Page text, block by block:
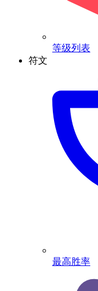
等级列表
符文
最高胜率